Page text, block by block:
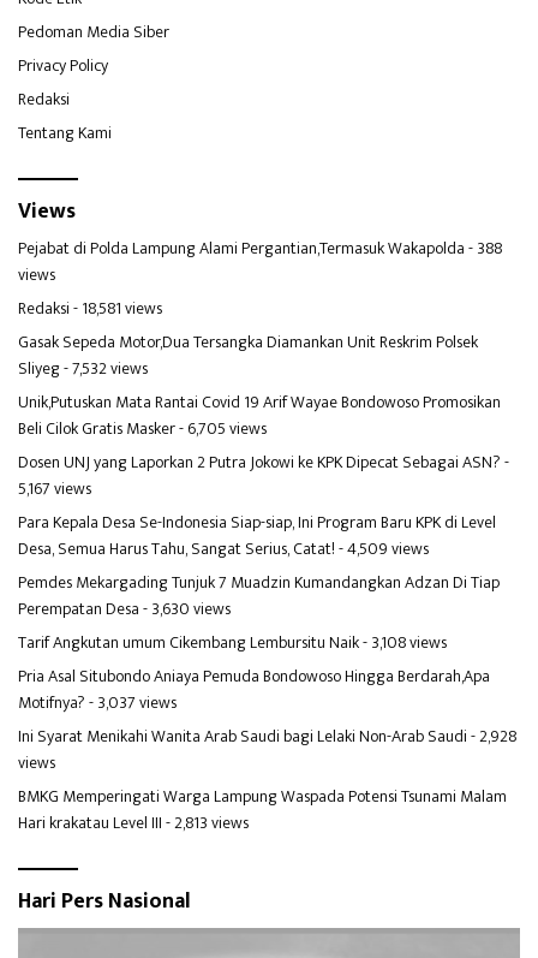
Pedoman Media Siber
Privacy Policy
Redaksi
Tentang Kami
Views
Pejabat di Polda Lampung Alami Pergantian,Termasuk Wakapolda- 388
views
Redaksi- 18,581 views
Gasak Sepeda Motor,Dua Tersangka Diamankan Unit Reskrim Polsek
Sliyeg- 7,532 views
Unik,Putuskan Mata Rantai Covid 19 Arif Wayae Bondowoso Promosikan
Beli Cilok Gratis Masker- 6,705 views
Dosen UNJ yang Laporkan 2 Putra Jokowi ke KPK Dipecat Sebagai ASN?-
5,167 views
Para Kepala Desa Se-Indonesia Siap-siap, Ini Program Baru KPK di Level
Desa, Semua Harus Tahu, Sangat Serius, Catat!- 4,509 views
Pemdes Mekargading Tunjuk 7 Muadzin Kumandangkan Adzan Di Tiap
Perempatan Desa- 3,630 views
Tarif Angkutan umum Cikembang Lembursitu Naik- 3,108 views
Pria Asal Situbondo Aniaya Pemuda Bondowoso Hingga Berdarah,Apa
Motifnya?- 3,037 views
Ini Syarat Menikahi Wanita Arab Saudi bagi Lelaki Non-Arab Saudi- 2,928
views
BMKG Memperingati Warga Lampung Waspada Potensi Tsunami Malam
Hari krakatau Level III- 2,813 views
Hari Pers Nasional